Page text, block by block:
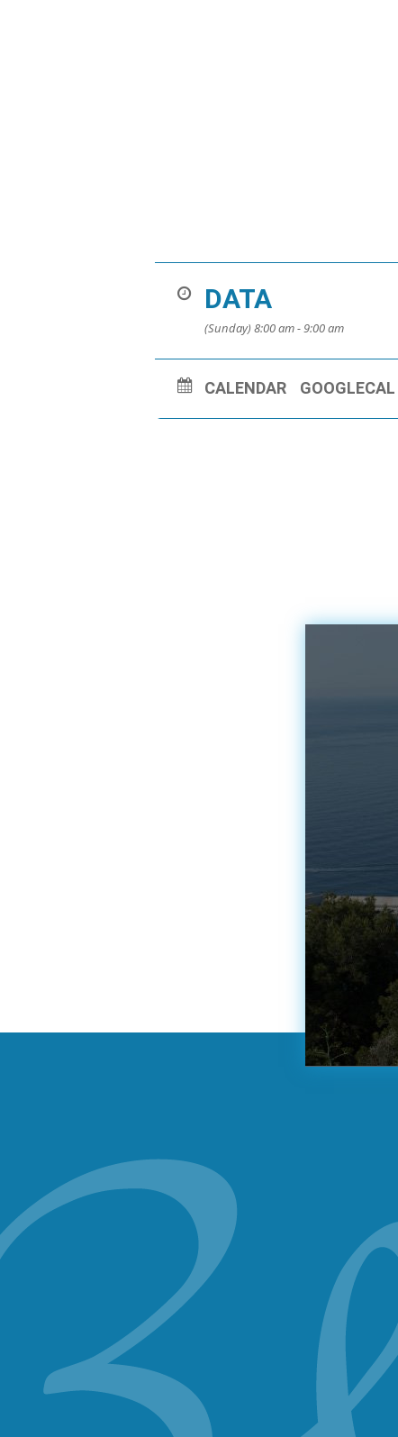
DATA
(Sunday) 8:00 am - 9:00 am
CALENDAR GOOGLECAL